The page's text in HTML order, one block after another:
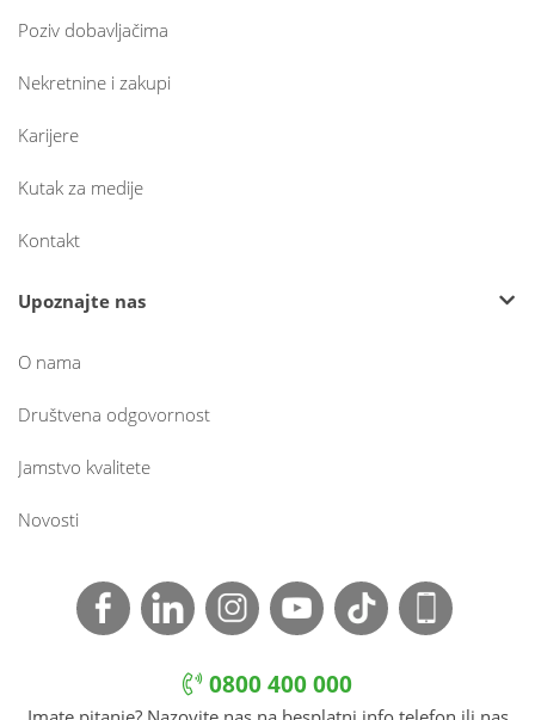
Poziv dobavljačima
Nekretnine i zakupi
Karijere
Kutak za medije
Kontakt
Upoznajte nas
O nama
Društvena odgovornost
Jamstvo kvalitete
Novosti
0800 400 000